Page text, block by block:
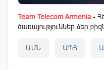
Team Telecom Armenia -
ծառայություններ ձեր
ԱՄՆ ԱՊՀ